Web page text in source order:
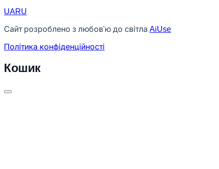
UARU
Сайт розроблено з любов'ю до світла AiUse
Політика конфіденційності
Кошик